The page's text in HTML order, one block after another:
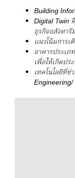
Building
Digital Twin
ธุรกิจอสังหาริ
แนวโน้มการเ
อาคารประเภ
เพื่อให้เกิดปร
เทคโนโลยีที่ช่